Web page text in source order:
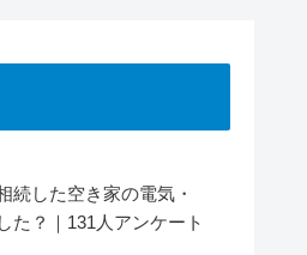
続した空き家の電気・
た？｜131人アンケート